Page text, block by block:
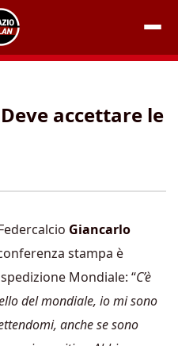
accettare le
Giancarlo
stampa è
Mondiale: “C’è
del mondiale, io mi sono
anche se sono